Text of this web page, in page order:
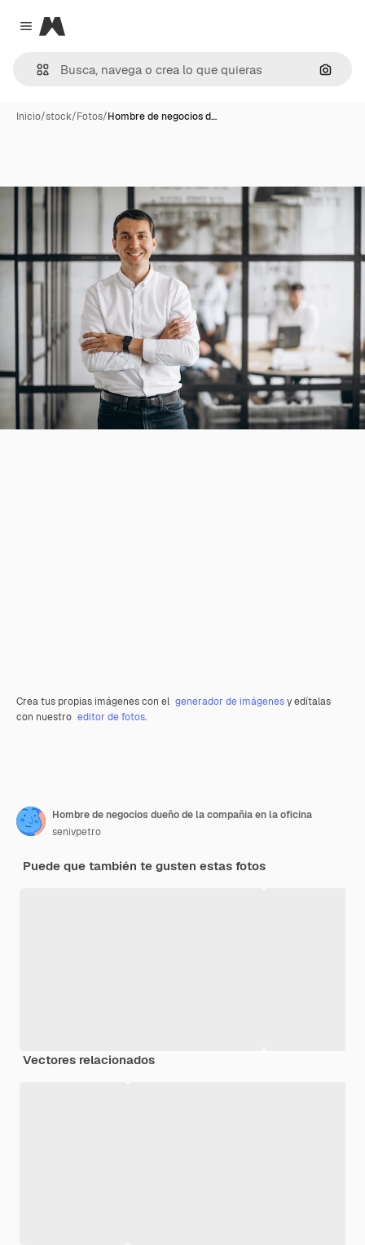
Close menu
Magnific
Inicio/stock/Fotos/Hombre de negocios d…
Crea tus propias imágenes con el generador de imágenesy edítalas
con nuestro editor de fotos.
Hombre de negocios dueño de la compañía en la oficina
senivpetro
Puede que también te gusten estas fotos
Vectores relacionados